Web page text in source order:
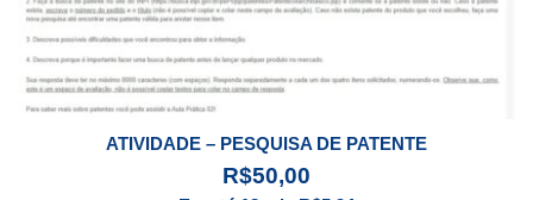
ATIVIDADE – PESQUISA DE PATENTE
R$50,00